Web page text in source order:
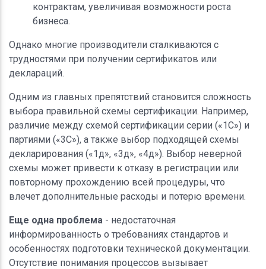
контрактам, увеличивая возможности роста
бизнеса.
Однако многие производители сталкиваются с
трудностями при получении сертификатов или
деклараций.
Одним из главных препятствий становится сложность
выбора правильной схемы сертификации. Например,
различие между схемой сертификации серии («1С») и
партиями («3С»), а также выбор подходящей схемы
декларирования («1д», «3д», «4д»). Выбор неверной
схемы может привести к отказу в регистрации или
повторному прохождению всей процедуры, что
влечет дополнительные расходы и потерю времени.
Еще одна проблема - недостаточная
информированность о требованиях стандартов и
особенностях подготовки технической документации.
Отсутствие понимания процессов вызывает